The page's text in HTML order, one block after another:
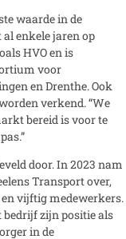
waarde in de
enkele jaren op
HVO en is
voor
en Drenthe. Ook
verkend. “We
bereid is voor te
door. In 2023 nam
Transport over,
vijftig medewerkers.
bedrijf zijn positie als
in de